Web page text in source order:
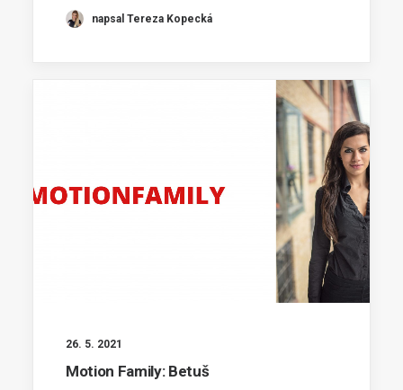
napsal Tereza Kopecká
26. 5. 2021
Motion Family: Betuš